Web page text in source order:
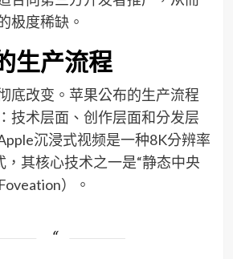
极度稀缺。
生产流程
底改变。苹果公布的生产流程
技术层面、创作层面和分发层
沉浸式视频是一种8K分辨率
，其核心技术之一是“静态中央
）。